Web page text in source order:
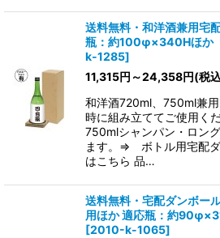
送料無料・和洋酒兼用宅
瓶：約100φ×340Hほか
k-1285]
11,315円 ～24,358円(税
和洋酒720ml、750ml兼
時に組み立ててご使用く
750mlシャンパン・ロン
ます。⇒ ボトル用宅配
はこちら 品…
送料無料・宅配ダンボー
用ほか 適応瓶：約
[2010-k-1065]